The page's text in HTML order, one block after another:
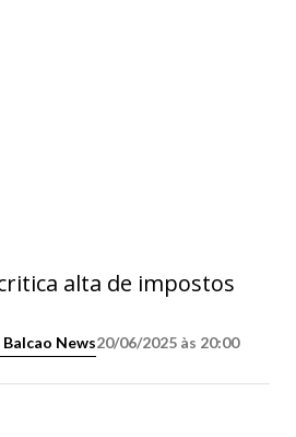
alta de impostos
Balcao News20/06/2025 às 20:00